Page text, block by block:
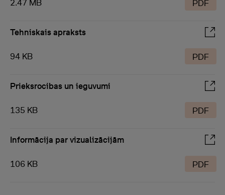
2.47 MB PDF
Tehniskais apraksts
94 KB PDF
Prieksrocibas un ieguvumi
135 KB PDF
Informācija par vizualizācijām
106 KB PDF